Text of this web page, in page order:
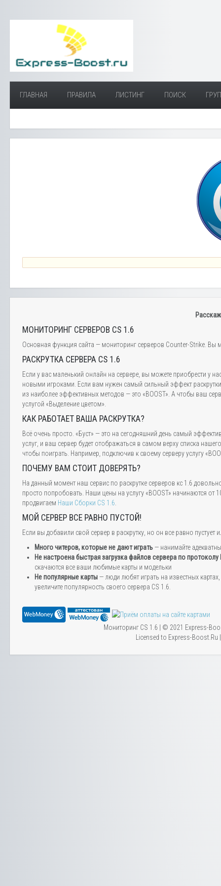
ГЛАВНАЯ ПРАВИЛА ЛИСТИНГ ПОИСК
МОНИТОРИНГ СЕРВЕРОВ CS 1.6
Основная функция сайта — мониторинг серверов Counter-Strike. Вы
РАСКРУТКА СЕРВЕРА CS 1.6
Если у вас маленький онлайн на сервере, вы можете приобрести у
новыми игроками. Если вам нужен самый сильный эффект
из наиболее эффективных методов — это «BOOST». А чтобы ваш
услугой «Выделение цветом».
КАК РАБОТАЕТ ВАША РАСКРУТКА?
Всё очень просто. «Буст» — это на сегодняшний день самый
услуг, и ваш сервер будет отображаться в самом верху списка
чтобы поиграть. Например, подключив к своему серверу услугу
ПОЧЕМУ ВАМ СТОИТ ДОВЕРЯТЬ?
На данный момент наш сервис по раскрутке серверов кс 1.6
просто попробовать. Наши цены на услугу «BOOST» начинаются
продвигаем Наши Сборки CS 1.6
МОЙ СЕРВЕР ВСЕ РАВНО ПУСТОЙ!
Если вы добавили свой сервер в раскрутку, но он все равно
Много читеров, которые не дают играть — нанимайте
Не настроена быстрая загрузка файлов сервера по протоколу
скачаются все ваши любимые карты и модельки
Не популярные карты — люди любят играть на известных
увеличите популярность своего сервера CS 1.6.
Мониторинг CS 1.6 | © 2021 Express-
Licensed to Express-